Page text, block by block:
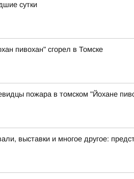
сутки
пивохан" сгорел в Томске
пожара в томском "Йохане
выставки и многое другое: